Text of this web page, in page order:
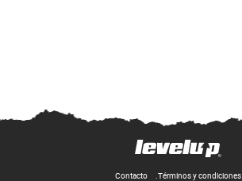
Contacto Términos y condiciones